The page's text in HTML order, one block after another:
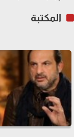
المكتبة